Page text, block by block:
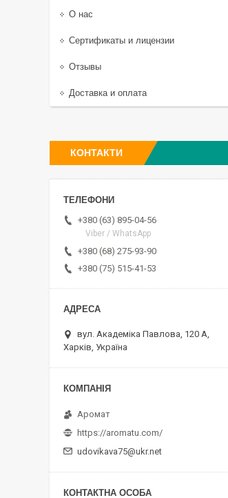
О нас
Сертификаты и лицензии
Отзывы
Доставка и оплата
КОНТАКТИ
+380 (63) 895-04-56
Viber / WhatsApp
+380 (68) 275-93-90
+380 (75) 515-41-53
вул. Академіка Павлова, 120 А,
Харків, Україна
Аромат
https://aromatu.com/
udovikava75@ukr.net